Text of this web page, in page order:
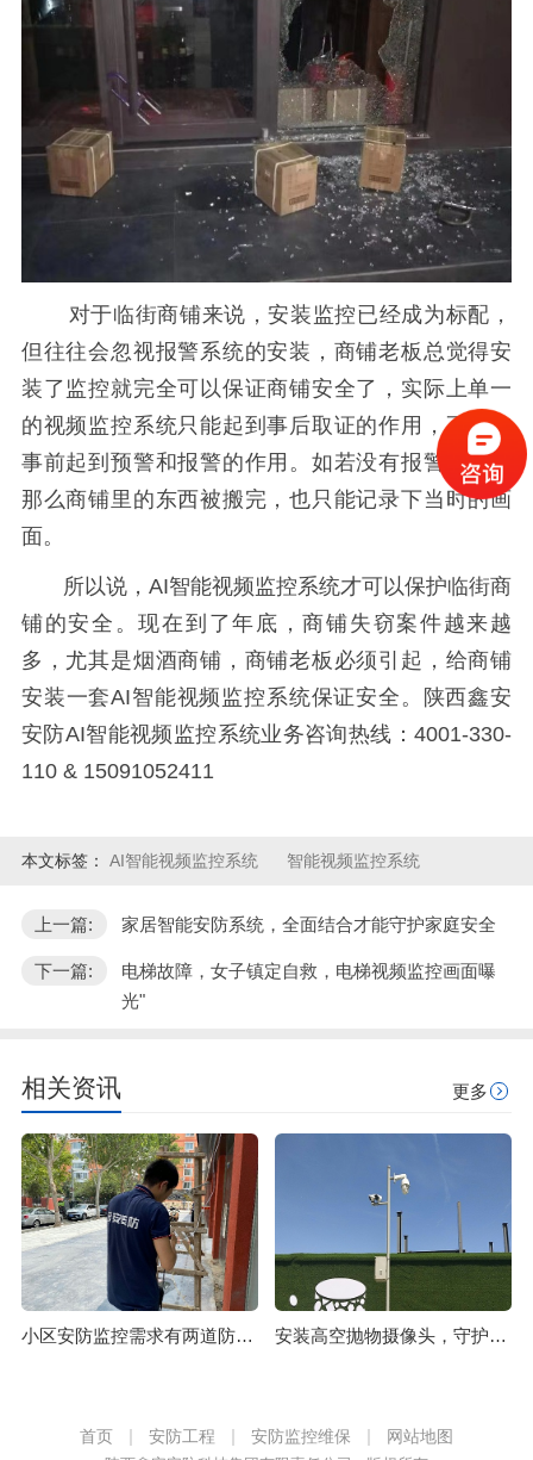
对于临街商铺来说，安装监控已经成为标配，
但往往会忽视报警系统的安装，商铺老板总觉得安
装了监控就完全可以保证商铺安全了，实际上单一
的视频监控系统只能起到事后取证的作用，不能在
事前起到预警和报警的作用。如若没有报警作用，
那么商铺里的东西被搬完，也只能记录下当时的画
面。
所以说，AI智能视频监控系统才可以保护临街商
铺的安全。现在到了年底，商铺失窃案件越来越
多，尤其是烟酒商铺，商铺老板必须引起，给商铺
安装一套AI智能视频监控系统保证安全。陕西鑫安
安防AI智能视频监控系统业务咨询热线：4001-330-
110 & 15091052411
本文标签： AI智能视频监控系统 智能视频监控系统
上一篇: 家居智能安防系统，全面结合才能守护家庭安全
下一篇:
电梯故障，女子镇定自救，电梯视频监控画面曝
光"
相关资讯 更多
小区安防监控需求有两道防线必须要注意 安装高空抛物摄像头，守护市民们的“头顶安全”
首页 安防工程 安防监控维保 网站地图